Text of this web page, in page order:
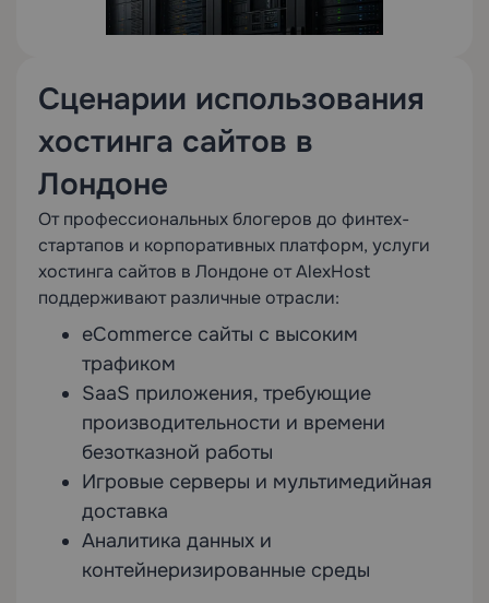
Сценарии использования
хостинга сайтов в
Лондоне
От профессиональных блогеров до финтех-
стартапов и корпоративных платформ, услуги
хостинга сайтов в Лондоне от AlexHost
поддерживают различные отрасли:
eCommerce сайты с высоким
трафиком
SaaS приложения, требующие
производительности и времени
безотказной работы
Игровые серверы и мультимедийная
доставка
Аналитика данных и
контейнеризированные среды